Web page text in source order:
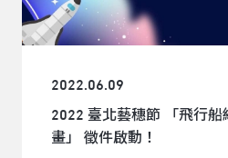
2022.06.09
2022 臺北藝穗節 「飛行
畫」 徵件啟動！